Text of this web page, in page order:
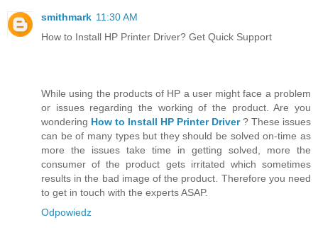
smithmark 11:30 AM
How to Install HP Printer Driver? Get Quick Support
While using the products of HP a user might face a problem
or issues regarding the working of the product. Are you
wondering How to Install HP Printer Driver? These issues
can be of many types but they should be solved on-time as
more the issues take time in getting solved, more the
consumer of the product gets irritated which sometimes
results in the bad image of the product. Therefore you need
to get in touch with the experts ASAP.
Odpowiedz